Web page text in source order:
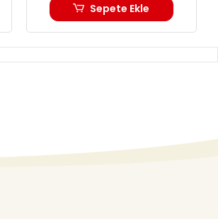
Sepete Ekle